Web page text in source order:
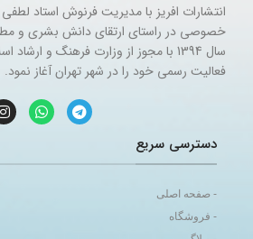
انتشارات افریز با مدیریت فرنوش استاد
خصوصی در راستای ارتقای دانش بشری و
فعالیت رسمی خود را در شهر تهران آغاز نمود.
دسترسی سریع
- صفحه اصلی
- فروشگاه